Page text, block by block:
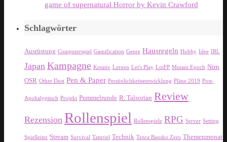
game of supernatural Horror by Kevin Crawford
Schlagwörter
Ausrüstung Computerspiel Gamification Genre Hausregeln Hobby Idee IRL
Japan Kampagne Kreativ Lernen Let's Play LotFP Mutant Epoch Nirn
OSR Other Dust Pen & Paper Persönlichkeitsentwicklung Pläne 2019 Post-
Apokalyptisch Projekt Pummelrunde R. Talsorian Review
Rezension Rollenspiel Rollenspiele RPG Server Setting
Spielleiter Stream Survival Tamriel Technik Tenra Bansho Zero Themenmonat